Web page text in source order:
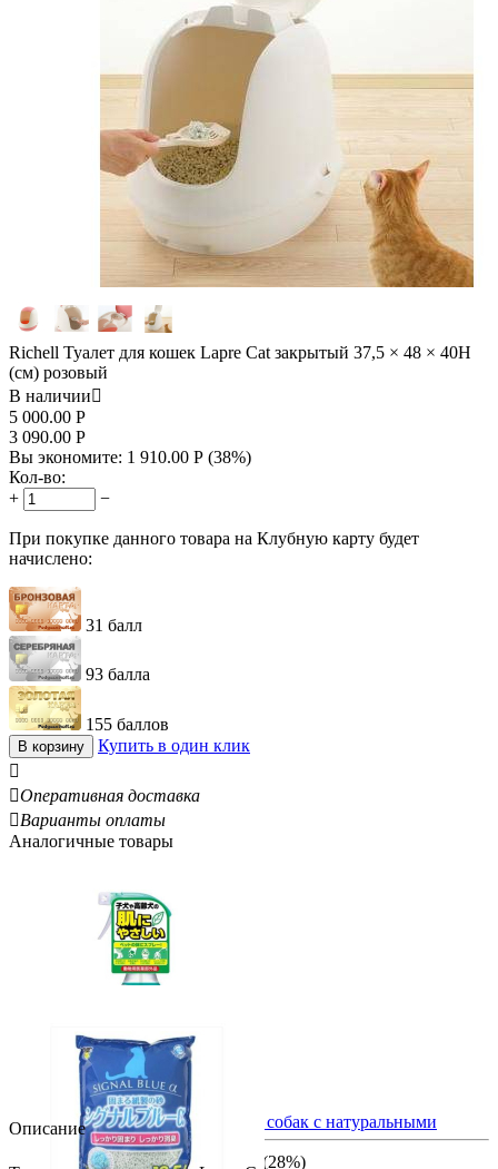
Richell Туалет для кошек Lapre Cat закрытый 37,5 × 48 × 40H
(см) розовый
В наличии
5 000.00 Р
3 090.00 Р
Вы экономите: 1 910.00 Р (38%)
Кол-во:
+
−
При покупке данного товара на Клубную карту будет
начислено:
31 балл
93 балла
155 баллов
В корзину
Купить в один клик

Оперативная доставка
Варианты оплаты
Аналогичные товары
JOYPET Дезодорант для кошек и собак с натуральными
компонентами, 270мл
Вы экономите: (28%)
Описание